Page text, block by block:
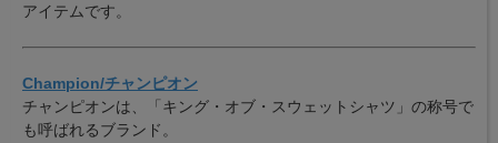
アイテムです。
Champion/チャンピオン
チャンピオンは、「キング・オブ・スウェットシャツ」の称号で
も呼ばれるブランド。